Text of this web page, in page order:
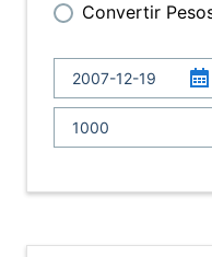
Convertir